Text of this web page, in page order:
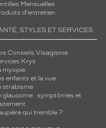
Mensuelles
d'entretien
STYLES ET SERVICES
Conseils Visagisme
Krys
myopie
enfants et la vue
strabisme
glaucome : symptômes et
qui tremble ?